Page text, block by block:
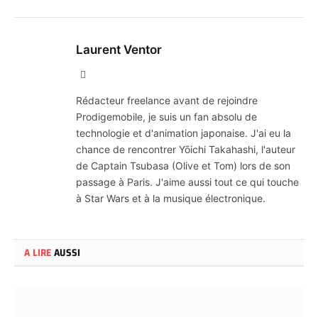
Laurent Ventor
Rédacteur freelance avant de rejoindre
Prodigemobile, je suis un fan absolu de
technologie et d'animation japonaise. J'ai eu la
chance de rencontrer Yōichi Takahashi, l'auteur
de Captain Tsubasa (Olive et Tom) lors de son
passage à Paris. J'aime aussi tout ce qui touche
à Star Wars et à la musique électronique.
A LIREAUSSI